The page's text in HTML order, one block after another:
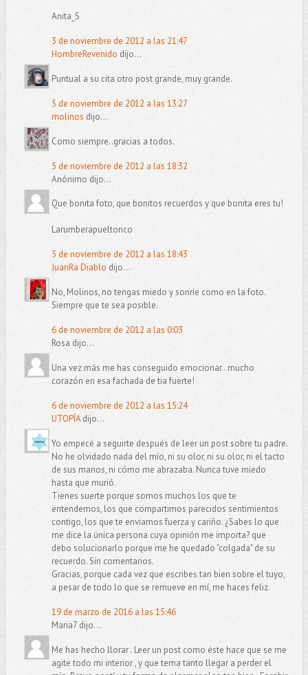
Anita_S
3 de noviembre de 2012 a las 21:47
HombreRevenido dijo...
Puntual a su cita otro post grande, muy grande.
5 de noviembre de 2012 a las 13:27
molinos dijo...
Como siempre..gracias a todos.
5 de noviembre de 2012 a las 18:32
Anónimo dijo...
Que bonita foto, que bonitos recuerdos y que bonita eres tu!
Larumberapueltorico
5 de noviembre de 2012 a las 18:43
JuanRa Diablo dijo...
No, Molinos, no tengas miedo y sonríe como en la foto.
Siempre que te sea posible.
6 de noviembre de 2012 a las 0:03
Rosa dijo...
Una vez más me has conseguido emocionar.. mucho
corazón en esa fachada de tia fuerte!
6 de noviembre de 2012 a las 15:24
UTOPÍAdijo...
Yo empecé a seguirte después de leer un post sobre tu padre.
No he olvidado nada del mío, ni su olor, ni su olor, ni el tacto
de sus manos, ni cómo me abrazaba. Nunca tuve miedo
hasta que murió.
Tienes suerte porque somos muchos los que te
entendemos, los que compartimos parecidos sentimientos
contigo, los que te enviamos fuerza y cariño. ¿Sabes lo que
me dice la única persona cuya opinión me importa? que
debo solucionarlo porque me he quedado "colgada" de su
recuerdo. Sin comentarios.
Gracias, porque cada vez que escribes tan bien sobre el tuyo,
a pesar de todo lo que se remueve en mí, me haces feliz.
19 de marzo de 2016 a las 15:46
Maria7 dijo...
Me has hecho llorar . Leer un post como éste hace que se me
agite todo mi interior , y que tema tanto llegar a perder el